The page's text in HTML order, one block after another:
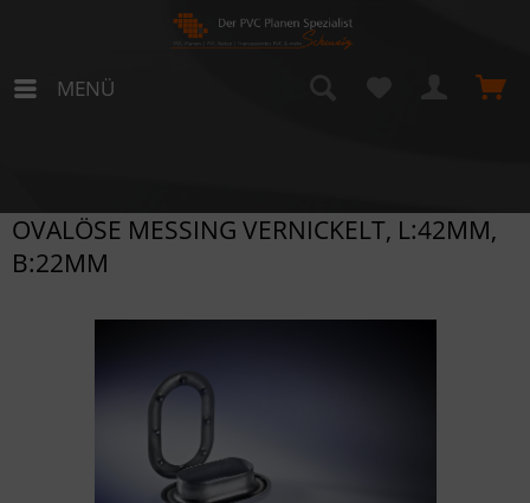
MENÜ
OVALÖSE MESSING VERNICKELT, L:42MM,
B:22MM